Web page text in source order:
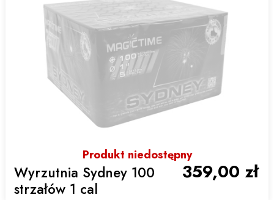
Produkt niedostępny
Wyrzutnia Sydney 100
strzałów 1 cal
359,00 zł